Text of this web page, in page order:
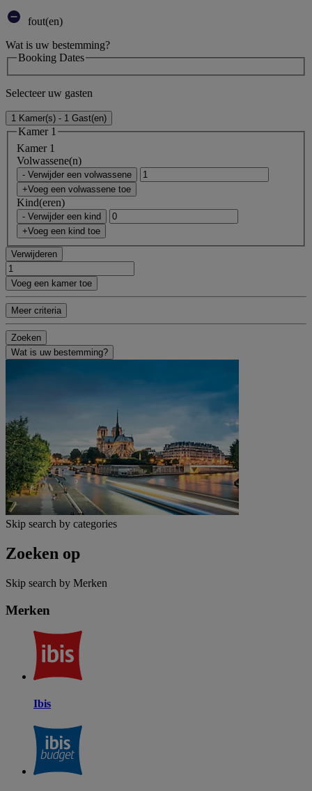
fout(en)
Wat is uw bestemming?
Booking Dates
Selecteer uw gasten
1 Kamer(s) - 1 Gast(en)
Kamer 1
Kamer 1
Volwassene(n)
- Verwijder een volwassene
+Voeg een volwassene toe
Kind(eren)
- Verwijder een kind
+Voeg een kind toe
Verwijderen
Voeg een kamer toe
Meer criteria
Zoeken
Wat is uw bestemming?
Skip search by categories
Zoeken op
Skip search by Merken
Merken
Ibis